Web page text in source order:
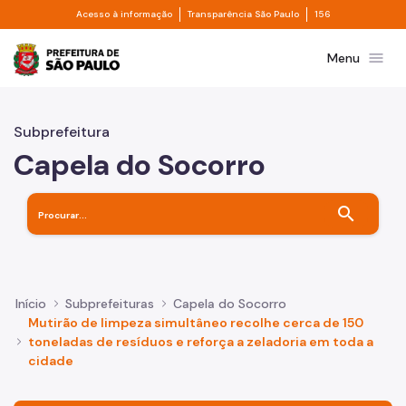
Pular para o Conteúdo principal
Acesso à informação Divisor de acesso à informação
Transparência São Paulo Divisor de
156
Prefeitura de São PauloMenu menu
Subprefeitura
Capela do Socorro
search
Início Subprefeituras
Capela do Socorro
Mutirão de limpeza simultâneo recolhe cerca de 150
toneladas de resíduos e reforça a zeladoria em toda a
cidade